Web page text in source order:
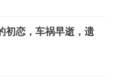
初恋，车祸早逝，遗